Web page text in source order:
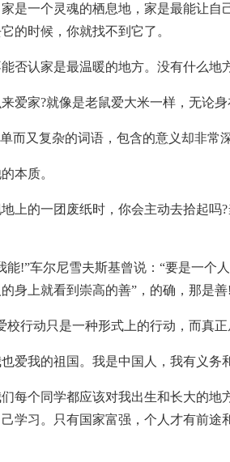
是一个灵魂的栖息地，家是最能让
的时候，你就找不到它了。
否认家是最温暖的地方。没有什么地
爱家?就像是老鼠爱大米一样，无论
而又复杂的词语，包含的意义却非常
本质。
上的一团废纸时，你会主动去拾起
!”车尔尼雪夫斯基曾说：“要是一
身上就看到崇高的善”，的确，那是善!
行动只是一种形式上的行动，而真
爱我的祖国。我是中国人，我有义务
每个同学都应该对我出生和长大的
学习。只有国家富强，个人才有前途